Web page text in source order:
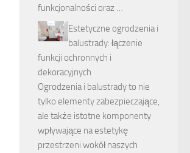
funkcjonalności oraz …
Estetyczne ogrodzenia i
balustrady: łączenie
funkcji ochronnych i
dekoracyjnych
Ogrodzenia i balustrady to nie
tylko elementy zabezpieczające,
ale także istotne komponenty
wpływające na estetykę
przestrzeni wokół naszych